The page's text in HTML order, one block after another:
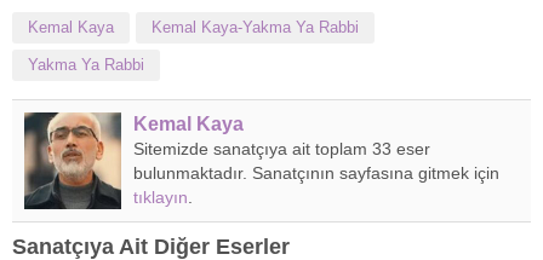
Kemal Kaya Kemal Kaya-Yakma Ya Rabbi
Yakma Ya Rabbi
Kemal Kaya
Sitemizde sanatçıya ait toplam 33 eser
bulunmaktadır. Sanatçının sayfasına gitmek için
tıklayın
Sanatçıya Ait Diğer Eserler